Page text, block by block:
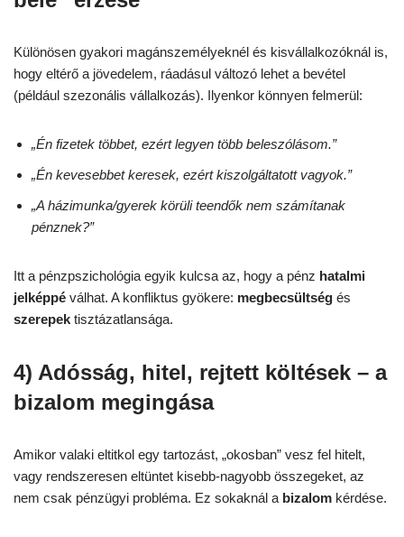
Különösen gyakori magánszemélyeknél és kisvállalkozóknál is,
hogy eltérő a jövedelem, ráadásul változó lehet a bevétel
(például szezonális vállalkozás). Ilyenkor könnyen felmerül:
„Én fizetek többet, ezért legyen több beleszólásom.”
„Én kevesebbet keresek, ezért kiszolgáltatott vagyok.”
„A házimunka/gyerek körüli teendők nem számítanak
pénznek?”
Itt a pénzpszichológia egyik kulcsa az, hogy a pénz hatalmi
jelképpé válhat. A konfliktus gyökere: megbecsültség és
szerepek tisztázatlansága.
4) Adósság, hitel, rejtett költések – a
bizalom megingása
Amikor valaki eltitkol egy tartozást, „okosban” vesz fel hitelt,
vagy rendszeresen eltüntet kisebb-nagyobb összegeket, az
nem csak pénzügyi probléma. Ez sokaknál a bizalom kérdése.